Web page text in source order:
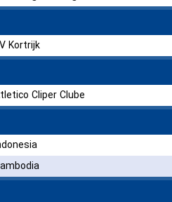
Kortrijk
Cliper Clube